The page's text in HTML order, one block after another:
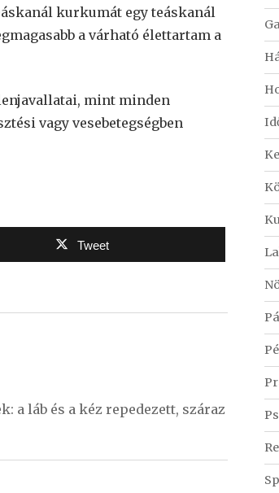
kurkumát egy teáskanál
a várható élettartam a
mint minden
vagy vesebetegségben
Tweet
a láb és a kéz repedezett, száraz